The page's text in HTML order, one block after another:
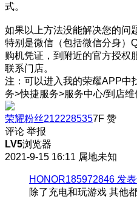
式。
如果以上方法没能解决您的问
特别是微信（包括微信分身）
购机凭证，到附近的官方授权
联系门店。
注：可以进入我的荣耀APP中
务>快捷服务>服务中心/到店维
荣耀粉丝2122285357F 赞
评论 举报
LV5浏览器
2021-9-15 16:11 属地未知
HONOR185972846 发
除了充电和玩游戏 其他